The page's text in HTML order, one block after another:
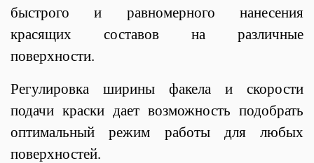
быстрого и равномерного нанесения
красящих составов на различные
поверхности.
Регулировка ширины факела и скорости
подачи краски дает возможность подобрать
оптимальный режим работы для любых
поверхностей.